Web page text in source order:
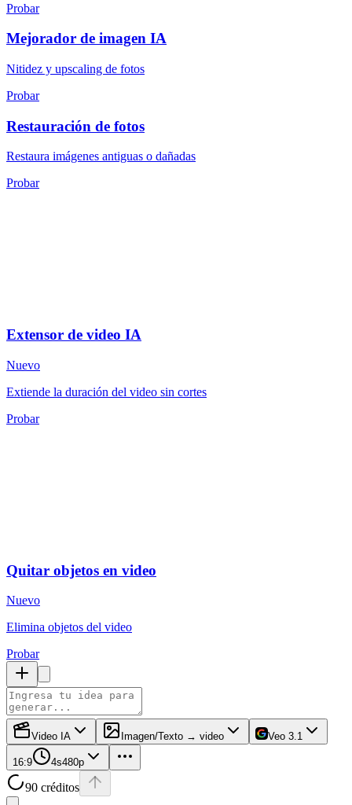
Probar
Mejorador de imagen IA
Nitidez y upscaling de fotos
Probar
Restauración de fotos
Restaura imágenes antiguas o dañadas
Probar
Extensor de video IA
Nuevo
Extiende la duración del video sin cortes
Probar
Quitar objetos en video
Nuevo
Elimina objetos del video
Probar
Video IA Imagen/Texto → video Veo 3.1
16:9 4s480p
90 créditos